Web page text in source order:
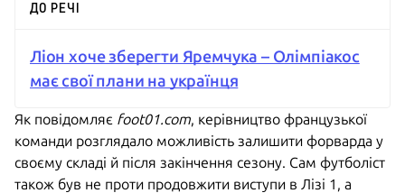
ДО РЕЧІ
Ліон хоче зберегти Яремчука – Олімпіакос
має свої плани на українця
Як повідомляє foot01.com, керівництво французької
команди розглядало можливість залишити форварда у
своєму складі й після закінчення сезону. Сам футболіст
також був не проти продовжити виступи в Лізі 1, а